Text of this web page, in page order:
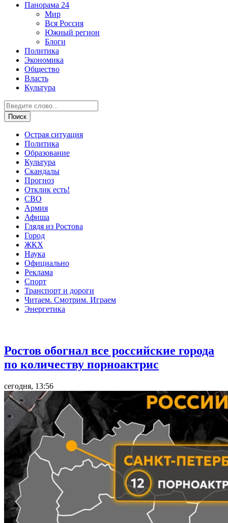
Панорама 24
Мир
Вся Россия
Южный регион
Блоги
Политика
Экономика
Общество
Власть
Культура
Острая ситуация
Политика
Образование
Культура
Скандалы
Прогноз
Отклик есть!
СВО
Армия
Афиша
Глядя из Ростова
Город
ЖКХ
Наука
Официально
Реклама
Спорт
Транспорт и дороги
Читаем. Смотрим. Играем
Энергетика
Ростов обогнал все российские города
по количеству порноактрис
сегодня, 13:56